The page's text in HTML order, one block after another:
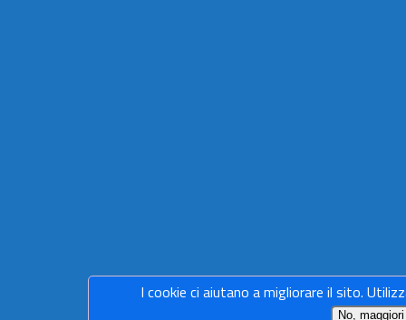
I cookie ci aiutano a migliorare il sito.
No,